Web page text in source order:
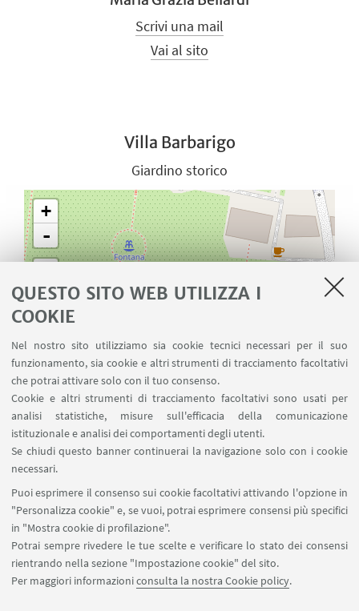
QUESTO SITO WEB UTILIZZA I
COOKIE
Nel nostro sito utilizziamo sia cookie tecnici necessari per il suo
funzionamento, sia cookie e altri strumenti di tracciamento facoltativi
che potrai attivare solo con il tuo consenso.
Cookie e altri strumenti di tracciamento facoltativi sono usati per
analisi statistiche, misure sull'efficacia della comunicazione
istituzionale e analisi dei comportamenti degli utenti.
Se chiudi questo banner continuerai la navigazione solo con i cookie
necessari.
Puoi esprimere il consenso sui cookie facoltativi attivando l'opzione in
"Personalizza cookie" e, se vuoi, potrai esprimere consensi più specifici
in "Mostra cookie di profilazione".
Potrai sempre rivedere le tue scelte e verificare lo stato dei consensi
rientrando nella sezione "Impostazione cookie" del sito.
Per maggiori informazioniconsulta la nostra Cookie policy.
Scrivi una mail
Vai al sito
Villa Barbarigo
+
-
OpenStreetMap
Giardino storico